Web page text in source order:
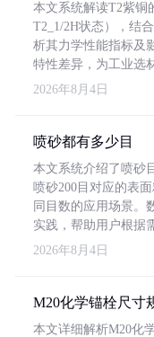
本文系统解读T2紫铜
T2_1/2H状态），结
析其力学性能指标及
特性差异，为工业选
2026年8月4日
喷砂都有多少目
本文系统介绍了喷砂
喷砂200目对应的表
同目数的应用场景。
实践，帮助用户根据
2026年8月4日
M20化学锚栓尺寸
本文详细解析M20化